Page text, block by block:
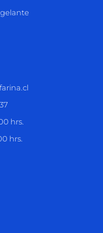
hrs.
hrs.